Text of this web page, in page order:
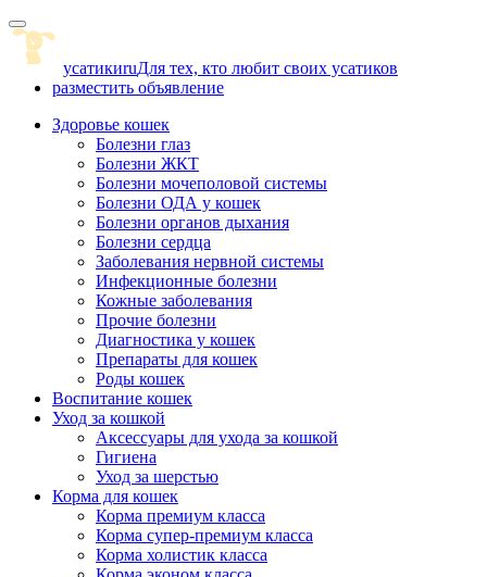
Skip
to
content
усатикиruДля тех, кто любит своих усатиков
разместить объявление
Здоровье кошек
Болезни глаз
Болезни ЖКТ
Болезни мочеполовой системы
Болезни ОДА у кошек
Болезни органов дыхания
Болезни сердца
Заболевания нервной системы
Инфекционные болезни
Кожные заболевания
Прочие болезни
Диагностика у кошек
Препараты для кошек
Роды кошек
Воспитание кошек
Уход за кошкой
Аксессуары для ухода за кошкой
Гигиена
Уход за шерстью
Корма для кошек
Корма премиум класса
Корма супер-премиум класса
Корма холистик класса